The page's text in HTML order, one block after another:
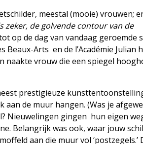
meestal (mooie) vrouwen;
zeker, de golvende contour van de
op de dag van vandaag geroemde
Arts en de l’Académie Julian
naakte vrouw die een spiegel
prestigieuze
aan de muur hangen. (Was je
Nieuwelingen gingen hun eigen
Belangrijk was ook, waar jouw
aan die muur vol ‘postzegels.’